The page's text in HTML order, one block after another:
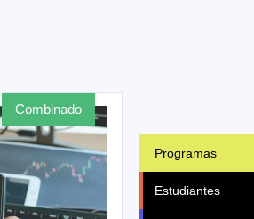
Programas
Estudiantes
combinado